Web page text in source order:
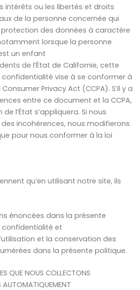
intérêts ou les libertés et droits
de la personne concernée qui
des données à caractère
lorsque la personne
un enfant
de l’État de Californie, cette
vise à se conformer à
Privacy Act (CCPA). S’il y a
entre ce document et la CCPA,
l’État s’appliquera. Si nous
incohérences, nous modifierons
pour nous conformer à la loi
qu’en utilisant notre site, ils
énoncées dans la présente
et
et la conservation des
dans la présente politique.
QUE NOUS COLLECTONS
AUTOMATIQUEMENT